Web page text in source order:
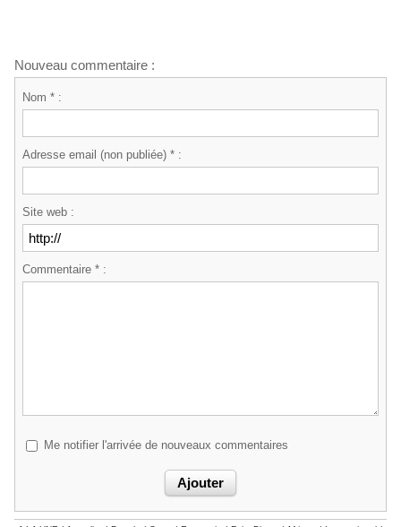
Nouveau commentaire :
Nom * :
Adresse email (non publiée) * :
Site web :
Commentaire * :
Me notifier l'arrivée de nouveaux commentaires